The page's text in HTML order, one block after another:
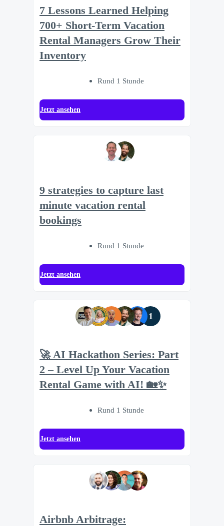
7 Lessons Learned Helping
700+ Short-Term Vacation
Rental Managers Grow Their
Inventory
Rund 1 Stunde
Jetzt ansehen
9 strategies to capture last
minute vacation rental
bookings
Rund 1 Stunde
Jetzt ansehen
1
🚀 AI Hackathon Series: Part
2 – Level Up Your Vacation
Rental Game with AI! 🏡✨
Rund 1 Stunde
Jetzt ansehen
Airbnb Arbitrage: